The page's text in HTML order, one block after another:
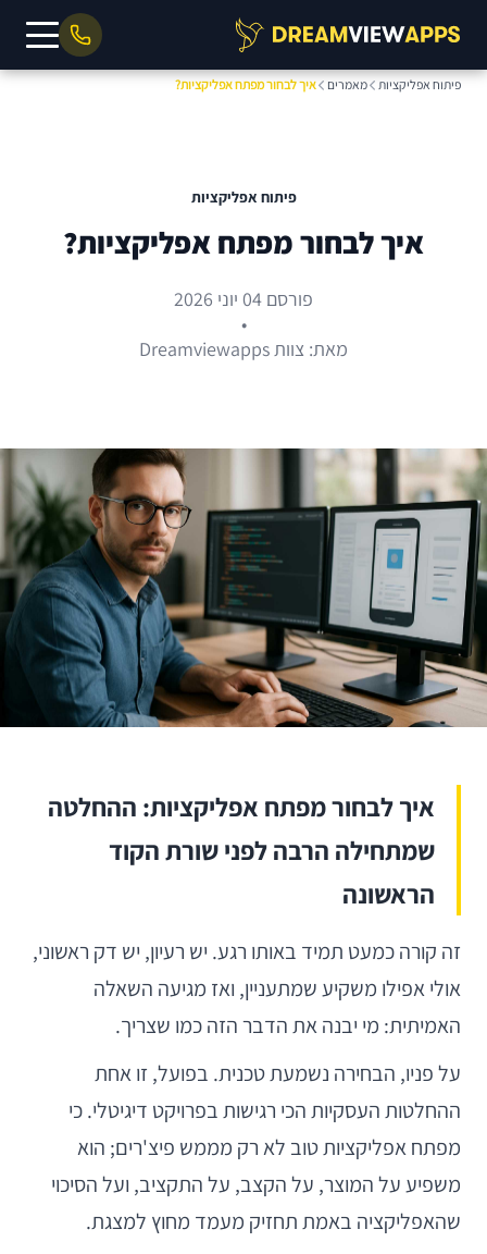
פיתוח אפליקציות מאמרים איך לבחור מפתח אפליקציות?
פיתוח אפליקציות
איך לבחור מפתח אפליקציות?
פורסם 04 יוני 2026
•
מאת: צוות Dreamviewapps
איך לבחור מפתח אפליקציות: ההחלטה
שמתחילה הרבה לפני שורת הקוד
הראשונה
זה קורה כמעט תמיד באותו רגע. יש רעיון, יש דק ראשוני,
אולי אפילו משקיע שמתעניין, ואז מגיעה השאלה
האמיתית: מי יבנה את הדבר הזה כמו שצריך.
על פניו, הבחירה נשמעת טכנית. בפועל, זו אחת
ההחלטות העסקיות הכי רגישות בפרויקט דיגיטלי. כי
מפתח אפליקציות טוב לא רק מממש פיצ'רים; הוא
משפיע על המוצר, על הקצב, על התקציב, ועל הסיכוי
שהאפליקציה באמת תחזיק מעמד מחוץ למצגת.